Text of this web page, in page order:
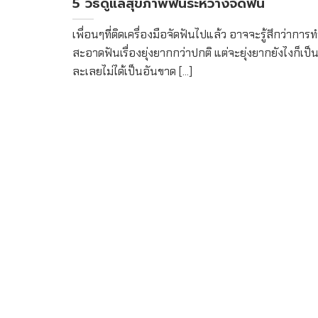
เพื่อนๆที่ติดเครื่องมือจัดฟันไปแล้ว อาจจะรู้สึกว่าการ
สะอาดฟันเรื่องยุ่งยากกว่าปกติ แต่จะยุ่งยากยังไงก็เป็
ละเลยไม่ได้เป็นอันขาด [...]